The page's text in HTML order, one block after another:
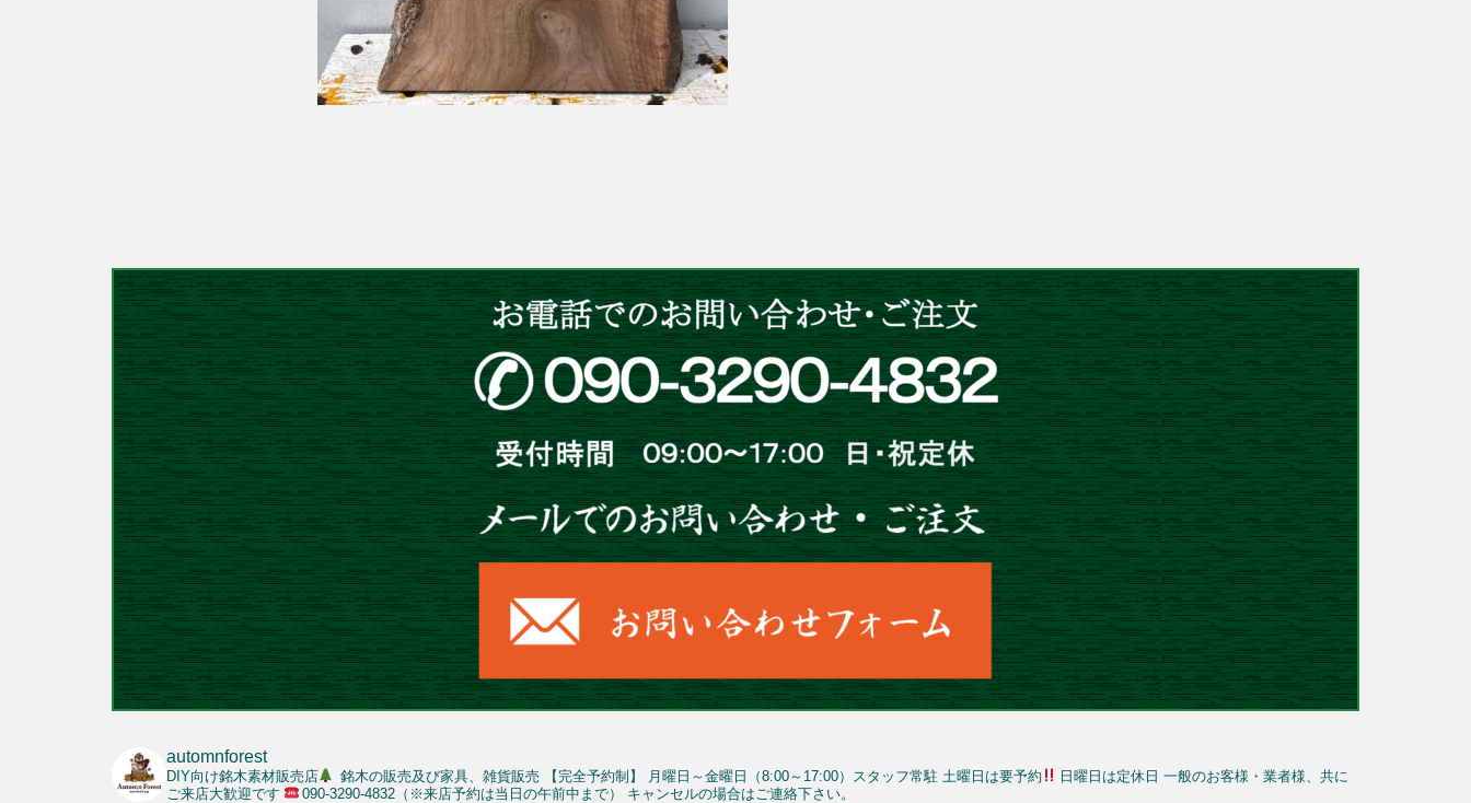
automnforest
DIY向け銘木素材販売店 銘木の販売及び家具、雑貨販売 【完全予約制】 月曜日～金曜日（8:00～17:00）スタッフ常駐 土曜日は要予約 日曜日は定休日 一般のお客様・業者様、共に
ご来店大歓迎です
090-3290-4832（※来店予約は当日の午前中まで） キャンセルの場合はご連絡下さい。